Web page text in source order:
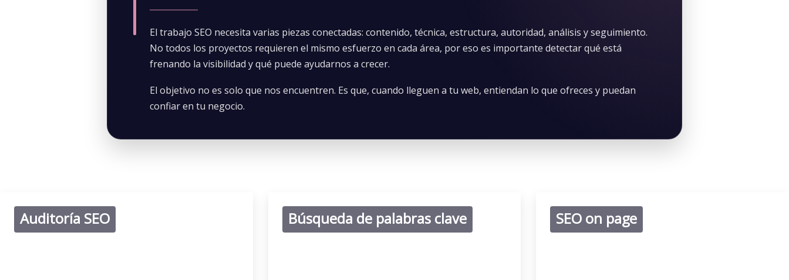
El trabajo SEO necesita varias piezas conectadas: contenido, técnica, estructura, autoridad, análisis y seguimiento.
No todos los proyectos requieren el mismo esfuerzo en cada área, por eso es importante detectar qué está
frenando la visibilidad y qué puede ayudarnos a crecer.
El objetivo no es solo que nos encuentren. Es que, cuando lleguen a tu web, entiendan lo que ofreces y puedan
confiar en tu negocio.
Auditoría SEO Búsqueda de palabras clave SEO on page